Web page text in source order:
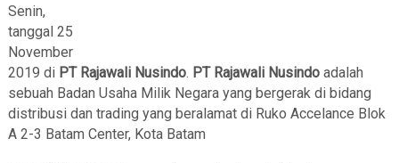
Senin,
tanggal 25
November
2019 di PT Rajawali Nusindo. PT Rajawali Nusindoadalah
sebuah Badan Usaha Milik Negara yang bergerak di bidang
distribusi dan trading yang beralamat di Ruko Accelance Blok
A 2-3 Batam Center, Kota Batam